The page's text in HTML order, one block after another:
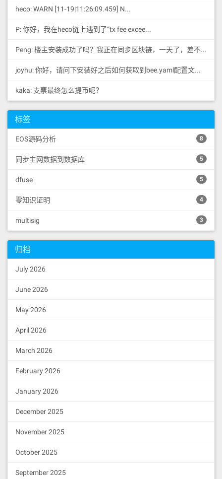
NYcfnVPJqcVpscN5So8BhtHuGYqET5GDW5CV=K
QzDeyXtP79zkvFD3
enable-stale-production = true
#添加一些稳定的其他bp节点
wasm-runtime = wabt
contracts-console = false
p2p-max-nodes-per-host = 1
max-clients = 100
#filter-on = *
connection-cleanup-period = 30
http-validate-host = false
access-control-allow-origin = *
access-control-allow-headers = *
se
verbose-http-errors = true
#添加插件
plugin = eosio::history_api_plugin
径为 /data/eos-tools
为 /data/data
第一次启动节点，（仅第一次运行使用）
DIR/genesis.json --max-irreversib
$EOS_DATA_DIR --config-dir $EOS_T
heco: WARN [11-19|11:26:09.459] N...
P: 你好，我在heco链上遇到了“tx fee excee...
Peng: 楼主安装成功了吗？我正在同步区块链，一天了，差不多才同...
joyhu: 你好，请问下安装好之后如何获取到bee.yaml配置文...
kaka: 支票最终怎么提币呢？
标签
EOS源码分析 8
同步主网数据到数据库 5
dfuse 5
零知识证明 4
multisig 3
归档
July 2026
June 2026
May 2026
April 2026
March 2026
February 2026
January 2026
December 2025
November 2025
October 2025
September 2025